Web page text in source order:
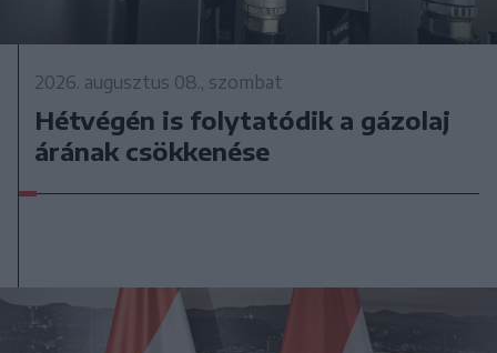
2026. augusztus 08., szombat
Hétvégén is folytatódik a gázolaj
árának csökkenése